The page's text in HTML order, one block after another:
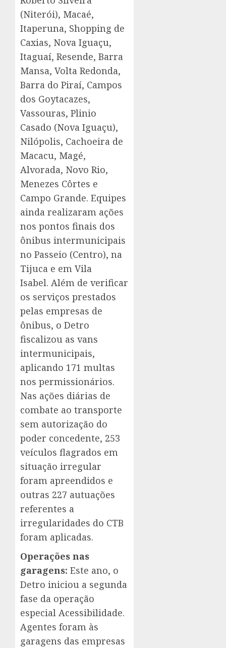
(Niterói), Macaé,
Itaperuna, Shopping de
Caxias, Nova Iguaçu,
Itaguaí, Resende, Barra
Mansa, Volta Redonda,
Barra do Piraí, Campos
dos Goytacazes,
Vassouras, Plinio
Casado (Nova Iguaçu),
Nilópolis, Cachoeira de
Macacu, Magé,
Alvorada, Novo Rio,
Menezes Côrtes e
Campo Grande. Equipes
ainda realizaram ações
nos pontos finais dos
ônibus intermunicipais
no Passeio (Centro), na
Tijuca e em Vila
Isabel. Além de verificar
os serviços prestados
pelas empresas de
ônibus, o Detro
fiscalizou as vans
intermunicipais,
aplicando 171 multas
nos permissionários.
Nas ações diárias de
combate ao transporte
sem autorização do
poder concedente, 253
veículos flagrados em
situação irregular
foram apreendidos e
outras 227 autuações
referentes a
irregularidades do CTB
foram aplicadas.
Operações nas
garagens: Este ano, o
Detro iniciou a segunda
fase da operação
especial Acessibilidade.
Agentes foram às
garagens das empresas